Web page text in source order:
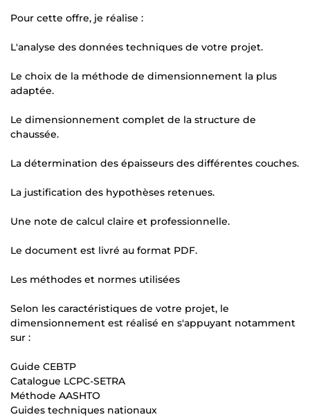
Pour cette offre, je réalise :
L'analyse des données techniques de votre projet.
Le choix de la méthode de dimensionnement la plus
adaptée.
Le dimensionnement complet de la structure de
chaussée.
La détermination des épaisseurs des différentes couches.
La justification des hypothèses retenues.
Une note de calcul claire et professionnelle.
Le document est livré au format PDF.
Les méthodes et normes utilisées
Selon les caractéristiques de votre projet, le
dimensionnement est réalisé en s'appuyant notamment
sur :
Guide CEBTP
Catalogue LCPC-SETRA
Méthode AASHTO
Guides techniques nationaux